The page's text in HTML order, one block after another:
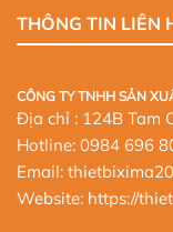
THÔNG TIN LIÊN
CÔNG TY TNHH SẢN
Địa chỉ : 124B Tam
Hotline: 0984 696
Email:
Website: https://